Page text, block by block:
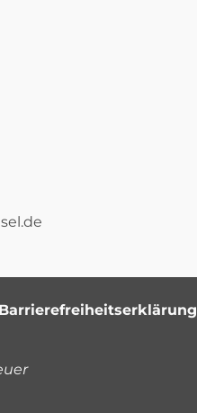
Barrierefreiheitserklärung